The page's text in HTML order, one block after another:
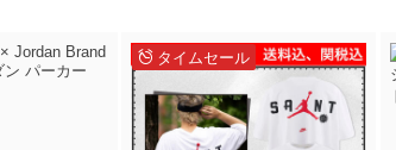
タイムセール